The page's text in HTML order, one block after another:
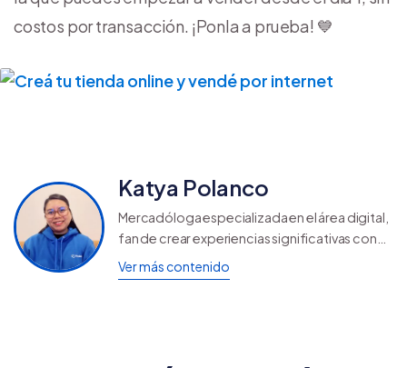
costos por transacción. ¡Ponla a prueba! 💙
Katya Polanco
Mercadóloga especializada en el área digital,
fan de crear experiencias significativas con
las palabras y fiel creyente de que la
tecnología es nuestra amiga.
Ver más contenido